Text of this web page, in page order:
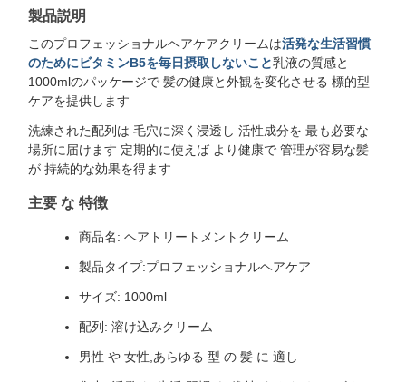
製品説明
このプロフェッショナルヘアケアクリームは活発な生活習慣
のためにビタミンB5を毎日摂取しないこと乳液の質感と
1000mlのパッケージで 髪の健康と外観を変化させる 標的型
ケアを提供します
洗練された配列は 毛穴に深く浸透し 活性成分を 最も必要な
場所に届けます 定期的に使えば より健康で 管理が容易な髪
が 持続的な効果を得ます
主要 な 特徴
商品名: ヘアトリートメントクリーム
製品タイプ:プロフェッショナルヘアケア
サイズ: 1000ml
配列: 溶け込みクリーム
男性 や 女性,あらゆる 型 の 髪 に 適し